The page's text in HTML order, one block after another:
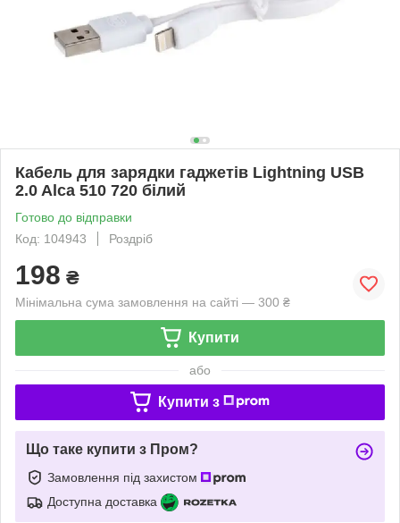
Кабель для зарядки гаджетів Lightning USB
2.0 Alca 510 720 білий
Готово до відправки
Код: 104943
Роздріб
198 ₴
Мінімальна сума замовлення на сайті — 300 ₴
Купити
або
Купити з
Що таке купити з Пром?
Замовлення під захистом
Доступна доставка